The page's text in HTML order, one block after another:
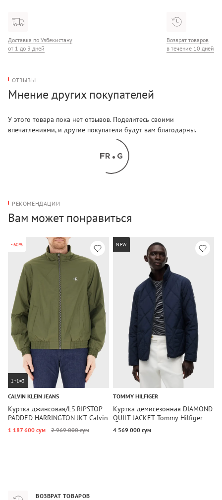
Доставка по Узбекистану
от 1 до 3 дней
Возврат товаров
в течение 10 дней
ОТЗЫВЫ
Мнение других покупателей
У этого товара пока нет отзывов. Поделитесь своими
впечатлениями, и другие покупатели будут вам благодарны.
РЕКОМЕНДАЦИИ
Вам может понравиться
-60%
1+1=3
CALVIN KLEIN JEANS
Куртка джинсовая/LS RIPSTOP
PADDED HARRINGTON JKT Calvin
Klein Jeans
1 187 600 сум 2 969 000 сум
NEW
TOMMY HILFIGER
Куртка демисезонная DIAMOND
QUILT JACKET Tommy Hilfiger
4 569 000 сум
ВОЗВРАТ ТОВАРОВ